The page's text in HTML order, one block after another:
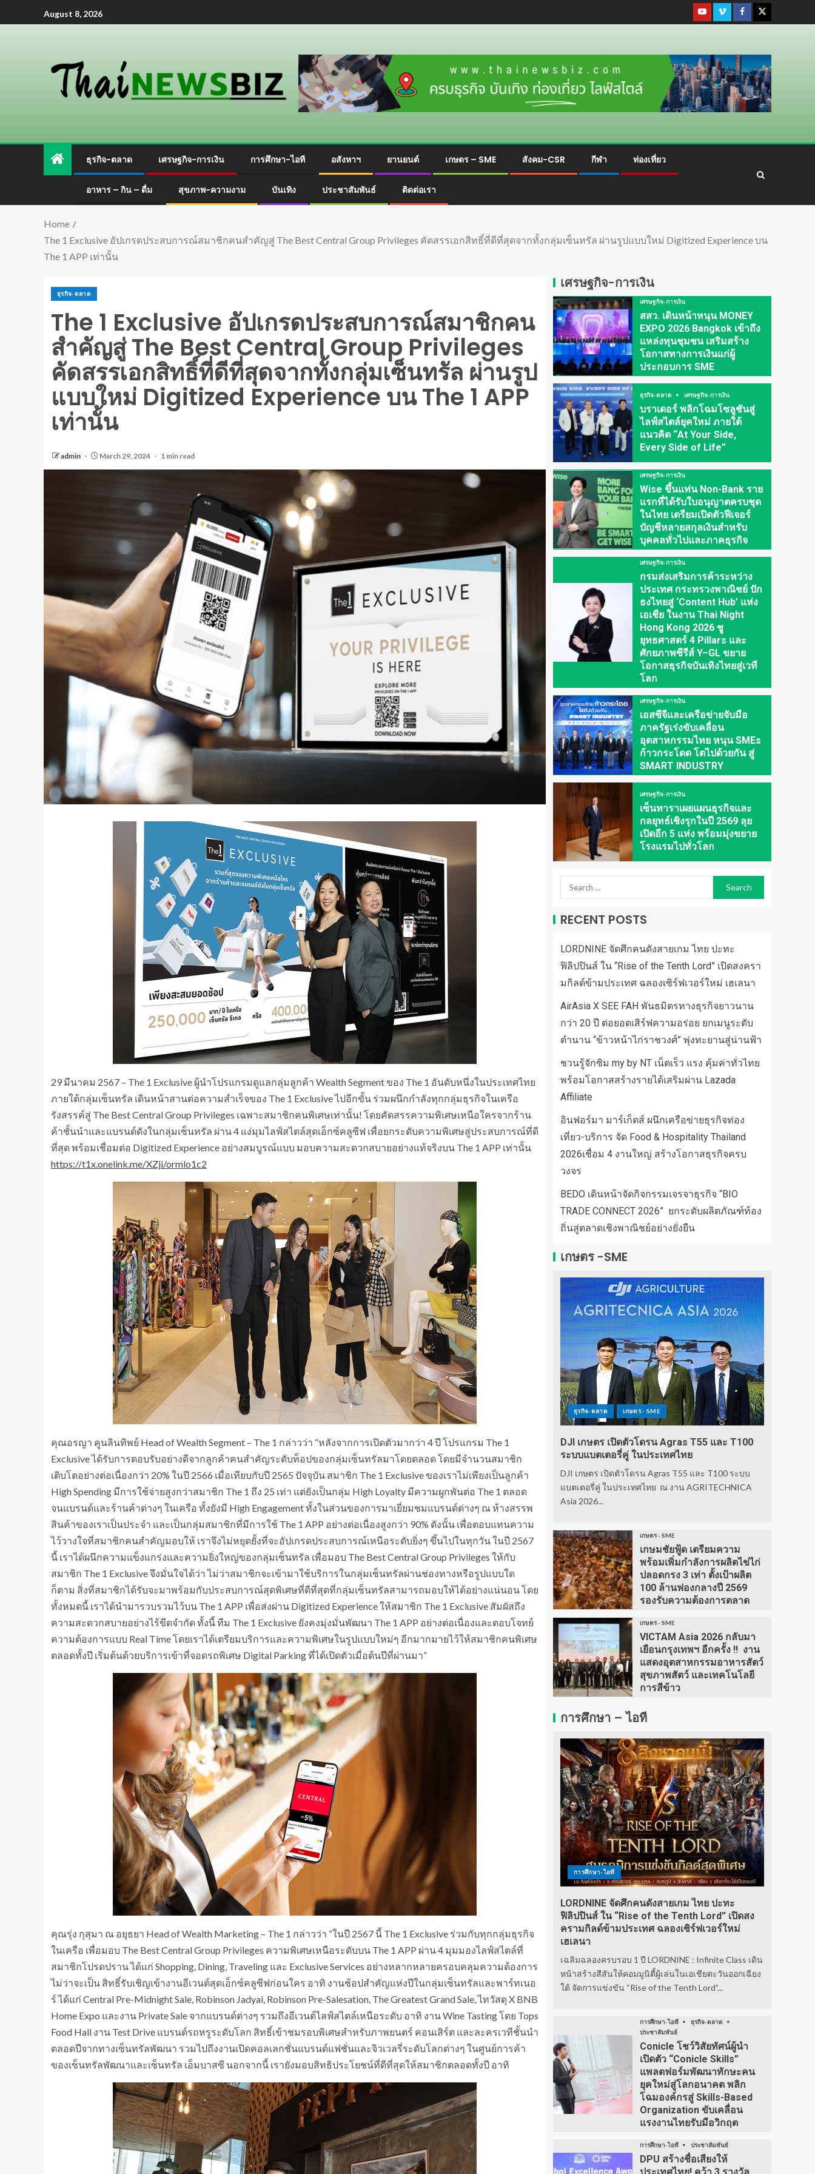
August 8, 2026
ธุรกิจ-ตลาด เศรษฐกิจ-การเงิน การศึกษา-ไอที อสังหาฯ ยานยนต์ เกษตร – SME สังคม-CSR กีฬา ท่องเที่ยว
อาหาร – กิน – ดื่ม สุขภาพ-ความงาม บันเทิง ประชาสัมพันธ์ ติดต่อเรา
Home
The 1 Exclusive อัปเกรดประสบการณ์สมาชิกคนสำคัญสู่ The Best Central Group Privileges คัดสรรเอกสิทธิ์ที่ดีที่สุดจากทั้งกลุ่มเซ็นทรัล ผ่านรูปแบบใหม่ Digitized Experience บน
The 1 APP เท่านั้น
ธุรกิจ-ตลาด
The 1 Exclusive อัปเกรดประสบการณ์สมาชิกคน
สำคัญสู่ The Best Central Group Privileges
คัดสรรเอกสิทธิ์ที่ดีที่สุดจากทั้งกลุ่มเซ็นทรัล ผ่านรูป
แบบใหม่ Digitized Experience บน The 1 APP
เท่านั้น
admin March 29, 2024 1 min read
29 มีนาคม 2567 – The 1 Exclusive ผู้นำโปรแกรมดูแลกลุ่มลูกค้า Wealth Segment ของ The 1 อันดับหนึ่งในประเทศไทย
ภายใต้กลุ่มเซ็นทรัล เดินหน้าสานต่อความสำเร็จของ The 1 Exclusive ไปอีกขั้น ร่วมผนึกกำลังทุกกลุ่มธุรกิจในเครือ
รังสรรค์สู่ The Best Central Group Privileges เฉพาะสมาชิกคนพิเศษเท่านั้น! โดยคัดสรรความพิเศษเหนือใครจากร้าน
ค้าชั้นนำและแบรนด์ดังในกลุ่มเซ็นทรัล ผ่าน 4 แง่มุมไลฟ์สไตล์สุดเอ็กซ์คลูซีฟ เพื่อยกระดับความพิเศษสู่ประสบการณ์ที่ดี
ที่สุด พร้อมเชื่อมต่อ Digitized Experience อย่างสมบูรณ์แบบ มอบความสะดวกสบายอย่างแท้จริงบน The 1 APP เท่านั้น
https://t1x.onelink.me/XZji/ormlo1c2
คุณอรญา คูนลินทิพย์ Head of Wealth Segment – The 1 กล่าวว่า “หลังจากการเปิดตัวมากว่า 4 ปี โปรแกรม The 1
Exclusive ได้รับการตอบรับอย่างดีจากลูกค้าคนสำคัญระดับท็อปของกลุ่มเซ็นทรัลมาโดยตลอด โดยมีจำนวนสมาชิก
เติบโตอย่างต่อเนื่องกว่า 20% ในปี 2566 เมื่อเทียบกับปี 2565 ปัจจุบัน สมาชิก The 1 Exclusive ของเราไม่เพียงเป็นลูกค้า
High Spending มีการใช้จ่ายสูงกว่าสมาชิก The 1 ถึง 25 เท่า แต่ยังเป็นกลุ่ม High Loyalty มีความผูกพันต่อ The 1 ตลอด
จนแบรนด์และร้านค้าต่างๆ ในเครือ ทั้งยังมี High Engagement ทั้งในส่วนของการมาเยี่ยมชมแบรนด์ต่างๆ ณ ห้างสรรพ
สินค้าของเราเป็นประจำ และเป็นกลุ่มสมาชิกที่มีการใช้ The 1 APP อย่างต่อเนื่องสูงกว่า 90% ดังนั้น เพื่อตอบแทนความ
ไว้วางใจที่สมาชิกคนสำคัญมอบให้ เราจึงไม่หยุดยั้งที่จะอัปเกรดประสบการณ์เหนือระดับยิ่งๆ ขึ้นไปในทุกวัน ในปี 2567
นี้ เราได้ผนึกความแข็งแกร่งและความยิ่งใหญ่ของกลุ่มเซ็นทรัล เพื่อมอบ The Best Central Group Privileges ให้กับ
สมาชิก The 1 Exclusive จึงมั่นใจได้ว่า ไม่ว่าสมาชิกจะเข้ามาใช้บริการในกลุ่มเซ็นทรัลผ่านช่องทางหรือรูปแบบใด
ก็ตาม สิ่งที่สมาชิกได้รับจะมาพร้อมกับประสบการณ์สุดพิเศษที่ดีที่สุดที่กลุ่มเซ็นทรัลสามารถมอบให้ได้อย่างแน่นอน โดย
ทั้งหมดนี้ เราได้นำมารวบรวมไว้บน The 1 APP เพื่อส่งผ่าน Digitized Experience ให้สมาชิก The 1 Exclusive สัมผัสถึง
ความสะดวกสบายอย่างไร้ขีดจำกัด ทั้งนี้ ทีม The 1 Exclusive ยังคงมุ่งมั่นพัฒนา The 1 APP อย่างต่อเนื่องและตอบโจทย์
ความต้องการแบบ Real Time โดยเราได้เตรียมบริการและความพิเศษในรูปแบบใหม่ๆ อีกมากมายไว้ให้สมาชิกคนพิเศษ
ตลอดทั้งปี เริ่มต้นด้วยบริการเข้าที่จอดรถพิเศษ Digital Parking ที่ได้เปิดตัวเมื่อต้นปีที่ผ่านมา”
คุณรุ่ง กุสุมา ณ อยุธยา Head of Wealth Marketing – The 1 กล่าวว่า “ในปี 2567 นี้ The 1 Exclusive ร่วมกับทุกกลุ่มธุรกิจ
ในเครือ เพื่อมอบ The Best Central Group Privileges ความพิเศษเหนือระดับบน The 1 APP ผ่าน 4 มุมมองไลฟ์สไตล์ที่
สมาชิกโปรดปราน ได้แก่ Shopping, Dining, Traveling และ Exclusive Services อย่างหลากหลายครอบคลุมความต้องการ
ไม่ว่าจะเป็น สิทธิ์รับเชิญเข้างานอีเวนต์สุดเอ็กซ์คลูซีฟก่อนใคร อาทิ งานช้อปสำคัญแห่งปีในกลุ่มเซ็นทรัลและพาร์ทเนอ
ร์ ได้แก่ Central Pre-Midnight Sale, Robinson Jadyai, Robinson Pre-Salesation, The Greatest Grand Sale, ไทวัสดุ X BNB
Home Expo และงาน Private Sale จากแบรนด์ต่างๆ รวมถึงอีเวนต์ไลฟ์สไตล์เหนือระดับ อาทิ งาน Wine Tasting โดย Tops
Food Hall งาน Test Drive แบรนด์รถหรูระดับโลก สิทธิ์เข้าชมรอบพิเศษสำหรับภาพยนตร์ คอนเสิร์ต และละครเวทีชั้นนำ
ตลอดปีจากทางเซ็นทรัลพัฒนา รวมไปถึงงานเปิดคอลเลกชั่นแบรนด์แฟชั่นและจิวเวลรี่ระดับโลกต่างๆ ในศูนย์การค้า
ของเซ็นทรัลพัฒนาและเซ็นทรัล เอ็มบาสซี นอกจากนี้ เรายังมอบสิทธิประโยชน์ที่ดีที่สุดให้สมาชิกตลอดทั้งปี อาทิ
เศรษฐกิจ-การเงิน
เศรษฐกิจ-การเงิน
สสว. เดินหน้าหนุน MONEY
EXPO 2026 Bangkok เข้าถึง
แหล่งทุนชุมชน เสริมสร้าง
โอกาสทางการเงินแก่ผู้
ประกอบการ SME
ธุรกิจ-ตลาด เศรษฐกิจ-การเงิน
บราเดอร์ พลิกโฉมโซลูชันสู่
ไลฟ์สไตล์ยุคใหม่ ภายใต้
แนวคิด “At Your Side,
Every Side of Life”
เศรษฐกิจ-การเงิน
Wise ขึ้นแท่น Non-Bank ราย
แรกที่ได้รับใบอนุญาตครบชุด
ในไทย เตรียมเปิดตัวฟีเจอร์
บัญชีหลายสกุลเงินสำหรับ
บุคคลทั่วไปและภาคธุรกิจ
เศรษฐกิจ-การเงิน
กรมส่งเสริมการค้าระหว่าง
ประเทศ กระทรวงพาณิชย์ ปัก
ธงไทยสู่ ‘Content Hub’ แห่ง
เอเชีย ในงาน Thai Night
Hong Kong 2026 ชู
ยุทธศาสตร์ 4 Pillars และ
ศักยภาพซีรีส์ Y–GL ขยาย
โอกาสธุรกิจบันเทิงไทยสู่เวที
โลก
เศรษฐกิจ-การเงิน
เอสซีจีและเครือข่ายจับมือ
ภาครัฐเร่งขับเคลื่อน
อุตสาหกรรมไทย หนุน SMEs
ก้าวกระโดด โตไปด้วยกัน สู่
SMART INDUSTRY
เศรษฐกิจ-การเงิน
เซ็นทาราเผยแผนธุรกิจและ
กลยุทธ์เชิงรุกในปี 2569 ลุย
เปิดอีก 5 แห่ง พร้อมมุ่งขยาย
โรงแรมไปทั่วโลก
RECENT POSTS
LORDNINE จัดศึกคนดังสายเกม ไทย ปะทะ
ฟิลิปปินส์ ใน “Rise of the Tenth Lord” เปิดสงครา
มกิลด์ข้ามประเทศ ฉลองเซิร์ฟเวอร์ใหม่ เฮเลนา
AirAsia X SEE FAH พันธมิตรทางธุรกิจยาวนาน
กว่า 20 ปี ต่อยอดเสิร์ฟความอร่อย ยกเมนูระดับ
ตำนาน “ข้าวหน้าไก่ราชวงศ์” พุ่งทะยานสู่น่านฟ้า
ชวนรู้จักซิม my by NT เน็ตเร็ว แรง คุ้มค่าทั่วไทย
พร้อมโอกาสสร้างรายได้เสริมผ่าน Lazada
Affiliate
อินฟอร์มา มาร์เก็ตส์ ผนึกเครือข่ายธุรกิจท่อง
เที่ยว-บริการ จัด Food & Hospitality Thailand
2026เชื่อม 4 งานใหญ่ สร้างโอกาสธุรกิจครบ
วงจร
BEDO เดินหน้าจัดกิจกรรมเจรจาธุรกิจ “BIO
TRADE CONNECT 2026” ยกระดับผลิตภัณฑ์ท้อง
ถิ่นสู่ตลาดเชิงพาณิชย์อย่างยั่งยืน
เกษตร -SME
ธุรกิจ-ตลาด เกษตร - SME
DJI เกษตร เปิดตัวโดรน Agras T55 และ T100
ระบบแบตเตอรี่คู่ ในประเทศไทย
DJI เกษตร เปิดตัวโดรน Agras T55 และ T100 ระบบ
แบตเตอรี่คู่ ในประเทศไทย ณ งาน AGRITECHNICA
Asia 2026...
เกษตร - SME
เกษมชัยฟู้ด เตรียมความ
พร้อมเพิ่มกำลังการผลิตไข่ไก่
ปลอดกรง 3 เท่า ตั้งเป้าผลิต
100 ล้านฟองกลางปี 2569
รองรับความต้องการตลาด
เกษตร - SME
VICTAM Asia 2026 กลับมา
เยือนกรุงเทพฯ อีกครั้ง !! งาน
แสดงอุตสาหกรรมอาหารสัตว์
สุขภาพสัตว์ และเทคโนโลยี
การสีข้าว
การศึกษา – ไอที
การศึกษา-ไอที
LORDNINE จัดศึกคนดังสายเกม ไทย ปะทะ
ฟิลิปปินส์ ใน “Rise of the Tenth Lord” เปิดสง
ครามกิลด์ข้ามประเทศ ฉลองเซิร์ฟเวอร์ใหม่
เฮเลนา
เฉลิมฉลองครบรอบ 1 ปี LORDNINE : Infinite Class เดิน
หน้าสร้างสีสันให้คอมมูนิตี้ผู้เล่นในเอเชียตะวันออกเฉียง
ใต้ จัดการแข่งขัน “Rise of the Tenth Lord”...
การศึกษา-ไอที
ธุรกิจ-ตลาด
ประชาสัมพันธ์
Conicle โชว์วิสัยทัศน์ผู้นำ
เปิดตัว “Conicle Skills”
แพลตฟอร์มพัฒนาทักษะคน
ยุคใหม่สู่โลกอนาคต พลิก
โฉมองค์กรสู่ Skills-Based
Organization ขับเคลื่อน
แรงงานไทยรับมือวิกฤต
การศึกษา-ไอที ประชาสัมพันธ์
DPU สร้างชื่อเสียงให้